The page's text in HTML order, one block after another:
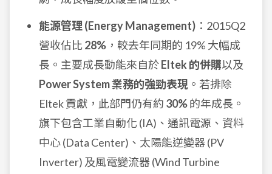
能源管理 (Energy Management) ：2015Q2
營收佔比28% ，較去年同期的 19% 大幅成
長。主要成長動能來自於Eltek 的併購以及
Power System 業務的強勁表現 。若排除
Eltek 貢獻，此部門仍有約 30%的年成長。
旗下包含工業自動化 (IA)、通訊電源、資料
中心 (Data Center)、太陽能逆變器 (PV
Inverter) 及風電變流器 (Wind Turbine